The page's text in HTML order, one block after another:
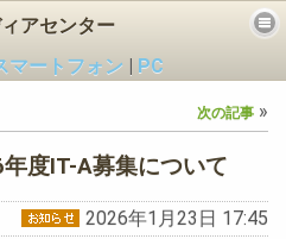
アセンター
マートフォン
PC
次の記事 »
年度IT-A募集について
2026年1月23日 17:45